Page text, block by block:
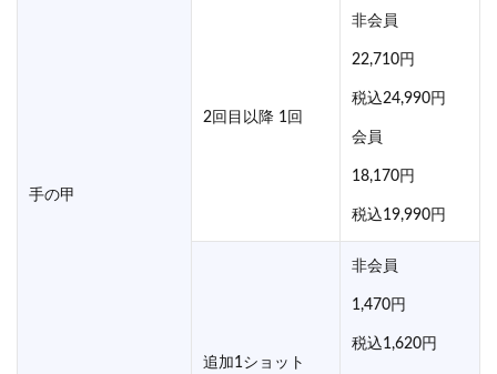
手の甲
2回目以降 1回
非会員
22,710円
税込24,990円
会員
18,170円
税込19,990円
追加1ショット
非会員
1,470円
税込1,620円